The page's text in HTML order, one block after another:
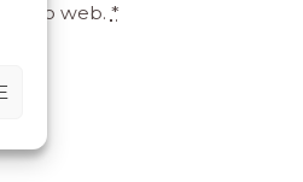
sito web. *